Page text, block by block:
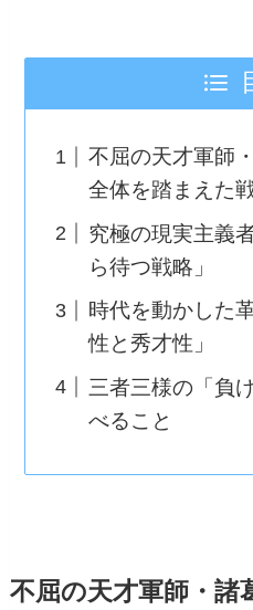
不屈の天才軍師
全体を踏まえた戦
究極の現実主義
ら待つ戦略」
時代を動かした
性と秀才性」
三者三様の「負
べること
不屈の天才軍師・諸